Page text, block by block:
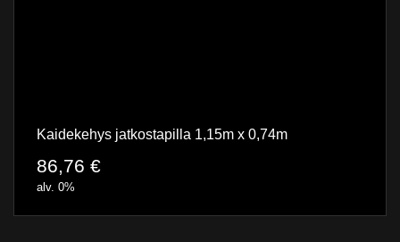
Kaidekehys jatkostapilla 1,15m x 0,74m
86,76 €
alv. 0%